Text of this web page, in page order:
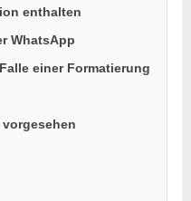
enthalten
WhatsApp
einer Formatierung